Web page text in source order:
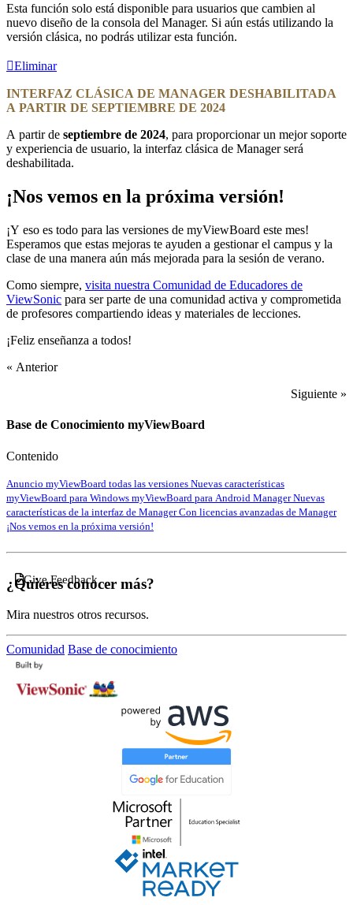
Esta función solo está disponible para usuarios que cambien al
nuevo diseño de la consola del Manager. Si aún estás utilizando la
versión clásica, no podrás utilizar esta función.
Eliminar
INTERFAZ CLÁSICA DE MANAGER DESHABILITADA
A PARTIR DE SEPTIEMBRE DE 2024
A partir de septiembre de 2024, para proporcionar un mejor soporte
y experiencia de usuario, la interfaz clásica de Manager será
deshabilitada.
¡Nos vemos en la próxima versión!
¡Y eso es todo para las versiones de myViewBoard este mes!
Esperamos que estas mejoras te ayuden a gestionar el campus y la
clase de una manera aún más mejorada para la sesión de verano.
Como siempre, visita nuestra Comunidad de Educadores de
ViewSonic para ser parte de una comunidad activa y comprometida
de profesores compartiendo ideas y materiales de lecciones.
¡Feliz enseñanza a todos!
« Anterior
Siguiente »
Base de Conocimiento myViewBoard
Contenido
Anuncio myViewBoard todas las versiones Nuevas características
myViewBoard para Windows myViewBoard para Android ManagerNuevas
características de la interfaz de ManagerCon licencias avanzadas de Manager
¡Nos vemos en la próxima versión!
Give Feedback
¿Quieres conocer más?
Mira nuestros otros recursos.
Comunidad Base de conocimiento